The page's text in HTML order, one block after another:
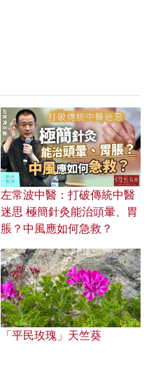
左常波中醫：打破傳統中醫
迷思 極簡針灸能治頭暈、胃
脹？中風應如何急救？
「平民玫瑰」天竺葵